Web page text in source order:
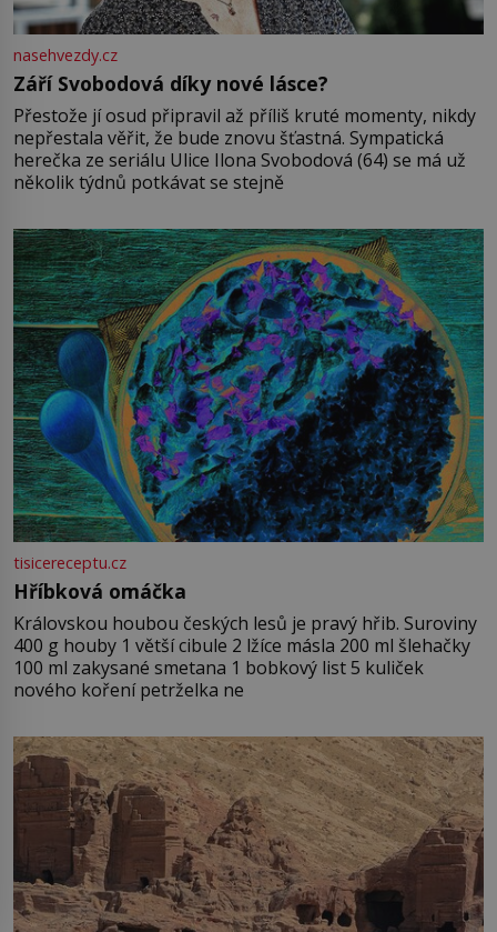
nasehvezdy.cz
Září Svobodová díky nové lásce?
Přestože jí osud připravil až příliš kruté momenty, nikdy
nepřestala věřit, že bude znovu šťastná. Sympatická
herečka ze seriálu Ulice Ilona Svobodová (64) se má už
několik týdnů potkávat se stejně
tisicereceptu.cz
Hříbková omáčka
Královskou houbou českých lesů je pravý hřib. Suroviny
400 g houby 1 větší cibule 2 lžíce másla 200 ml šlehačky
100 ml zakysané smetana 1 bobkový list 5 kuliček
nového koření petrželka ne